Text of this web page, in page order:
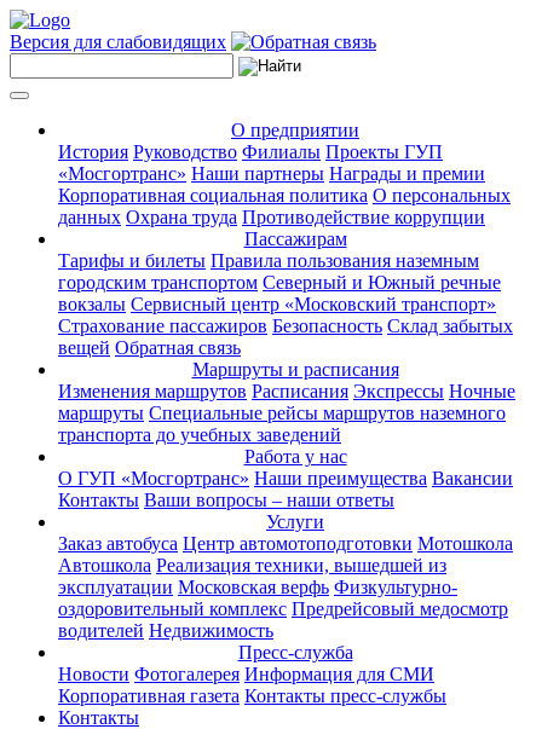
Версия для слабовидящих
О предприятии
История Руководство Филиалы Проекты ГУП
«Мосгортранс» Наши партнеры Награды и премии
Корпоративная социальная политика О персональных
данных Охрана труда Противодействие коррупции
Пассажирам
Тарифы и билеты Правила пользования наземным
городским транспортом Северный и Южный речные
вокзалы Сервисный центр «Московский транспорт»
Страхование пассажиров Безопасность Склад забытых
вещей Обратная связь
Маршруты и расписания
Изменения маршрутов Расписания Экспрессы Ночные
маршруты Специальные рейсы маршрутов наземного
транспорта до учебных заведений
Работа у нас
О ГУП «Мосгортранс» Наши преимущества Вакансии
Контакты Ваши вопросы – наши ответы
Услуги
Заказ автобуса Центр автомотоподготовки Мотошкола
Автошкола Реализация техники, вышедшей из
эксплуатации Московская верфь Физкультурно-
оздоровительный комплекс Предрейсовый медосмотр
водителей Недвижимость
Пресс-служба
Новости Фотогалерея Информация для СМИ
Корпоративная газета Контакты пресс-службы
Контакты